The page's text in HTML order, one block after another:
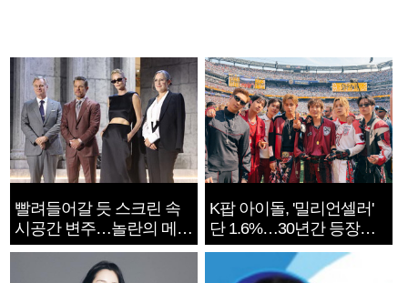
빨려들어갈 듯 스크린 속
시공간 변주…놀란의 메시
지는 ‘전쟁 속죄’
K팝 아이돌, '밀리언셀러'
단 1.6%…30년간 등장
1182개팀 전수조사